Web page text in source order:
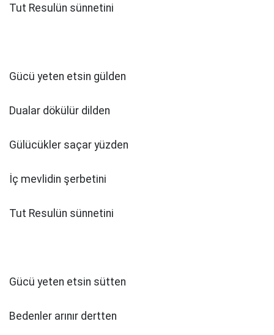
Tut Resulün sünnetini
Gücü yeten etsin gülden
Dualar dökülür dilden
Gülücükler saçar yüzden
İç mevlidin şerbetini
Tut Resulün sünnetini
Gücü yeten etsin sütten
Bedenler arınır dertten